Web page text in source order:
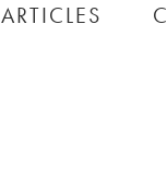
ARTICLES